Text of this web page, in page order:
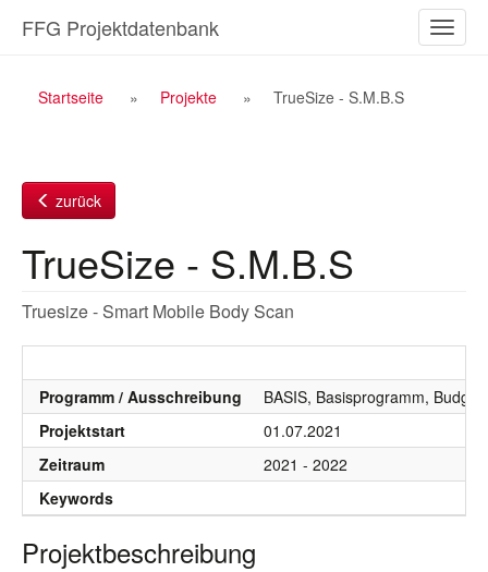
Inhalt
ein-/
FFG Projektdatenbank
Breadcrumb
Startseite Projekte TrueSize - S.M.B.S
zurück
TrueSize - S.M.B.S
Truesize - Smart Mobile Body Scan
Programm / Ausschreibung
BASIS, Basisprogramm,
Projektstart
01.07.2021
Zeitraum
2021 - 2022
Keywords
Projektbeschreibung